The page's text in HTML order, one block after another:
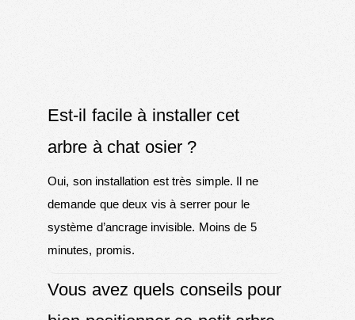
Est-il facile à installer cet
arbre à chat osier ?
Oui, son installation est très simple. Il ne
demande que deux vis à serrer pour le
système d’ancrage invisible. Moins de 5
minutes, promis.
Vous avez quels conseils pour